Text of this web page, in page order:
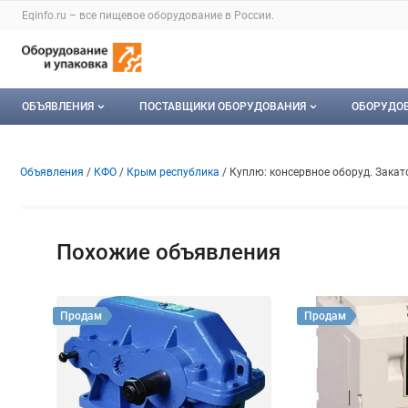
Раздел навигации по сайту eqinfo.ru
Eqinfo.ru – все пищевое оборудование в России.
Авторизация и меню пользователя
Навигация по разделам сайта eqinfo.ru
ОБЪЯВЛЕНИЯ ПОСТАВЩИКИ ОБОРУДОВАНИЯ
Платное размещение
Объявление: Куплю:
Информация о объявлении
Навигация и управление
Объявления КФО Крым республика Куплю: консервное оборуд.
Похожие объявления
Продам Продам